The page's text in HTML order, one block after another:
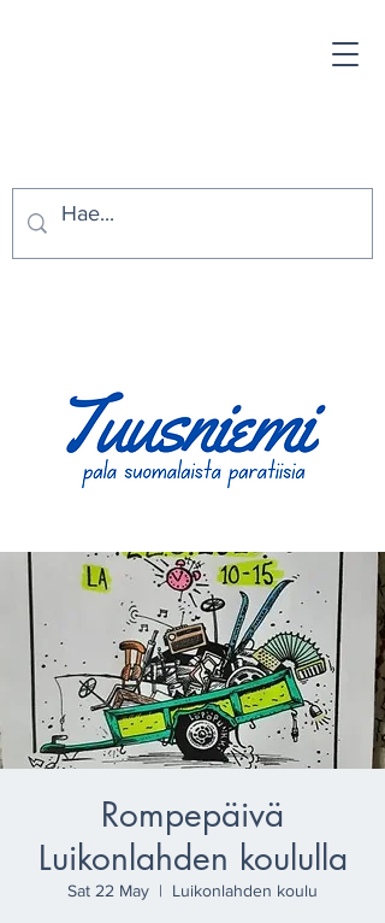
Rompepäivä
Luikonlahden koululla
Sat 22 May
  |
Luikonlahden koulu